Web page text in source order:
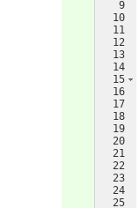
9
10
11
12
13
14
15
16
17
18
19
20
21
22
23
24
25